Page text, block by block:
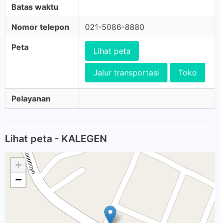
Batas waktu
Nomor telepon 021-5086-8880
Peta Lihat peta
Jalur transportasi Toko
Pelayanan
Lihat peta - KALEGEN
+
−